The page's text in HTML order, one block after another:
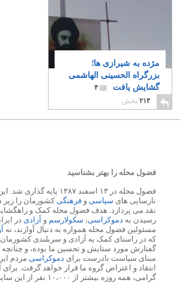
مژده به شیرازی ها؛
بزرگراه الحسینی الهاشمی
گشایش یافت
۴
۲۱۴ پخش
فضول محله را بهتر بشناسید
فضول محله در ۱۳ اسفند ۱۳۸۷
نارسایی های سیاسی و فرهنگیکشورمان را زیر
نقد می پردازد. هدف فضول محله کمک و
رسیدن به دموکراسی، سکولارسم و آزادی در
مسئولین فضول محله همواره به دنبال آوازند، نه
که در راستای کمک به آزادی و سربلندی
گفتارش مورد ستایش و تحسین ما بوده، و چنانچه
مبنای سیاست نادرست برای دموکراسی مردم
انتقاد و اعتراض گروه ما قرار خواهد گرفت.
گرامی، همه روزه بیشتر از ۱۰،۰۰۰ نفر از این سایت دیدن می کنند.